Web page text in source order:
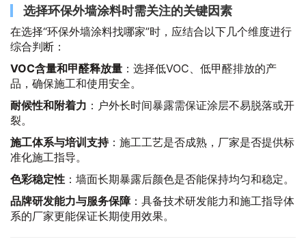
选择环保外墙涂料时需关注的关键因素
在选择“环保外墙涂料找哪家”时，应结合以下几个维度进行
综合判断：
VOC含量和甲醛释放量 ：选择低VOC、低甲醛排放的产
品，确保施工和使用安全。
耐候性和附着力 ：户外长时间暴露需保证涂层不易脱落或开
裂。
施工体系与培训支持：施工工艺是否成熟，厂家是否提供标
准化施工指导。
色彩稳定性 ：墙面长期暴露后颜色是否能保持均匀和稳定。
品牌研发能力与服务保障：具备技术研发能力和施工指导体
系的厂家更能保证长期使用效果。